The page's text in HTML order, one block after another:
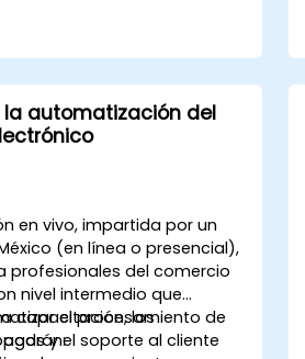
avanzados.
con aplicaciones
o menos comunes.
la automatización del
en vivo, impartida por un
(en línea o presencial),
profesionales del comercio
nivel intermedio que
el procesamiento de
y el soporte al cliente
capacitación, los